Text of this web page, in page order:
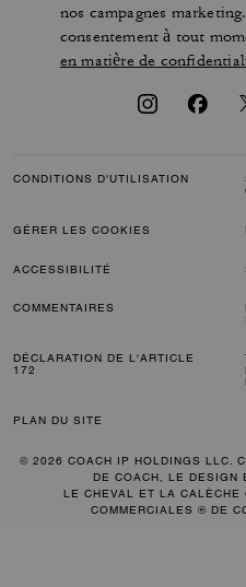
nos campagnes
consentement à tout
en matière de
CONDITIONS D'UTILISATION
GÉRER LES COOKIES
ACCESSIBILITÉ
COMMENTAIRES
DÉCLARATION DE L'ARTICLE
172
PLAN DU SITE
© 2026 COACH IP HOLDINGS LLC.
DE COACH, LE DESIGN
LE CHEVAL ET LA CALÈCHE
COMMERCIALES ® DE